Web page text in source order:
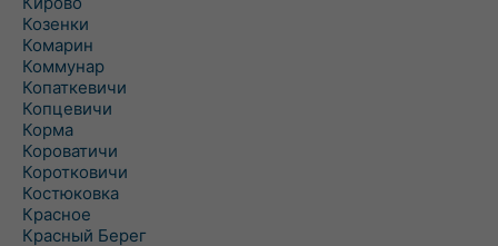
Козенки
Комарин
Коммунар
Копаткевичи
Копцевичи
Корма
Короватичи
Коротковичи
Костюковка
Красное
Красный Берег